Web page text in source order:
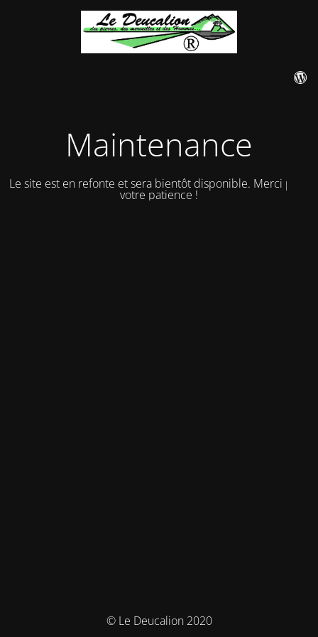
Maintenance
Le site est en refonte et sera bientôt disponible. Merci pour
votre patience !
© Le Deucalion 2020